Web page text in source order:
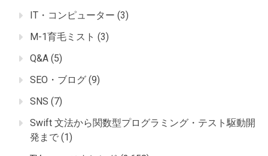
IT・コンピューター (3)
M-1育毛ミスト (3)
Q&A (5)
SEO・ブログ (9)
SNS (7)
Swift 文法から関数型プログラミング・テスト駆動開
発まで (1)